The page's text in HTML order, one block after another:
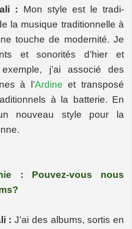
: Mon style est le tradi-
la musique traditionnelle à
touche de modernité. Je
et sonorités d’hier et
exemple, j’ai associé des
à l’Ardine et transposé
à la batterie. En
nouveau style pour la
: Pouvez-vous nous
: J’ai des albums, sortis en